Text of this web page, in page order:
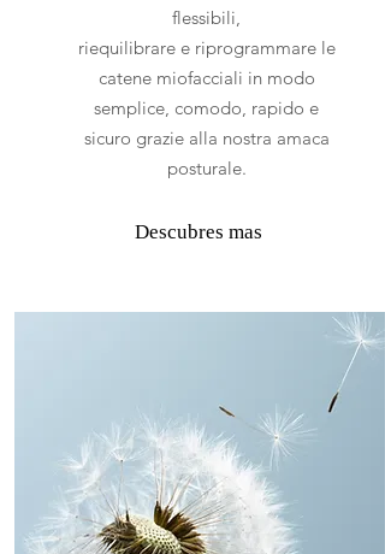
flessibili,
riequilibrare e riprogrammare le
catene miofacciali in modo
semplice, comodo, rapido e
sicuro grazie alla nostra amaca
posturale.
Descubres mas